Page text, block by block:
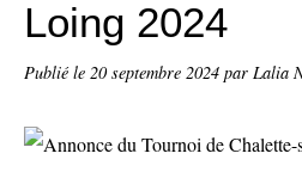
Loing 2024
Publié le 20 septembre 2024 par Lalia